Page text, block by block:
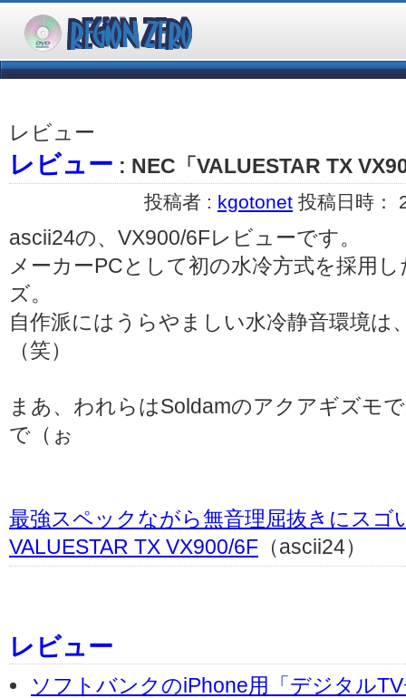
レビュー
レビュー : NEC「VALUESTAR TX
投稿者 : kgotonet 投稿日時：
ascii24の、VX900/6Fレビューです。
メーカーPCとして初の水冷方式を採用
ズ。
自作派にはうらやましい水冷静音環境は
（笑）
まあ、われらはSoldamのアクアギズモ
で（ぉ
最強スペックながら無音理屈抜きにスゴ
VALUESTAR TX VX900/6F （ascii24）
レビュー
ソフトバンクのiPhone用「デジタル